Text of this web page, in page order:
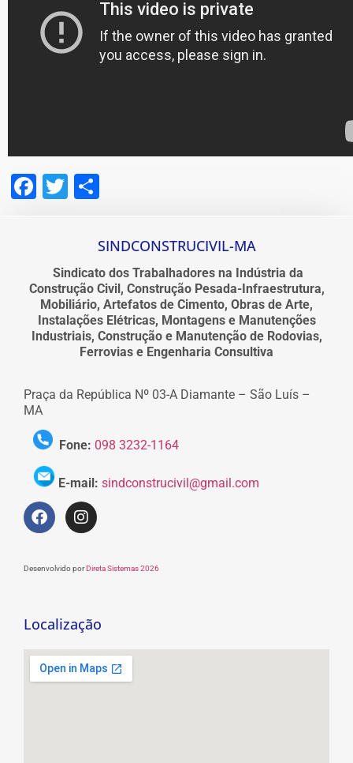
Facebook
Twitter
SINDCONSTRUCIVIL-MA
Sindicato dos Trabalhadores na Indústria da
Construção Civil, Construção Pesada-Infraestrutura,
Mobiliário, Artefatos de Cimento, Obras de Arte,
Instalações Elétricas, Montagens e Manutenções
Industriais, Construção e Manutenção de Rodovias,
Ferrovias e Engenharia Consultiva
Praça da República Nº 03-A Diamante – São Luís –
MA
Fone: 098 3232-1164
E-mail: sindconstrucivil@gmail.com
Desenvolvido porDireta Sistemas 2026
Localização